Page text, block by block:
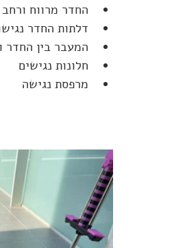
החדר מרווח ורחב
דלתות החדר
המעבר בין החדר
חלונות נגישים
מרפסת נגישה